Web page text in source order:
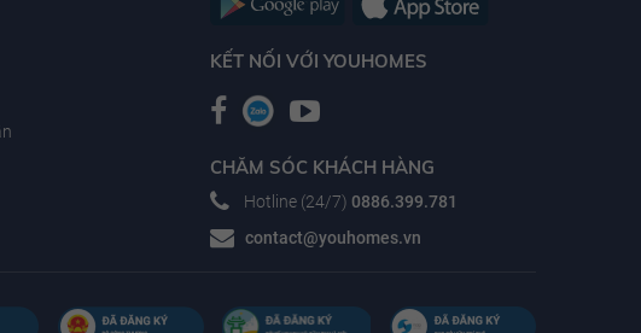
KẾT NỐI VỚI YOUHOMES
CHĂM SÓC KHÁCH HÀNG
Hotline (24/7) 0886.399.781
contact@youhomes.vn